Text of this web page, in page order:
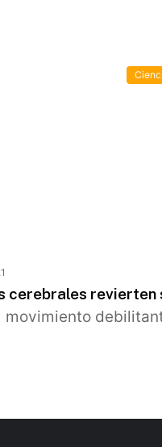
cerebrales revierten
movimiento